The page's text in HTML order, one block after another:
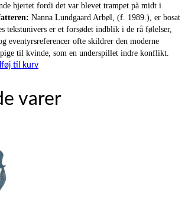
hjertet fordi det var blevet trampet på midt i
Nanna Lundgaard Arbøl, (f. 1989.), er bosat
tekstunivers er et forsødet indblik i de rå følelser,
eventyrsreferencer ofte skildrer den moderne
til kvinde, som en underspillet indre konflikt.
til kurv
varer